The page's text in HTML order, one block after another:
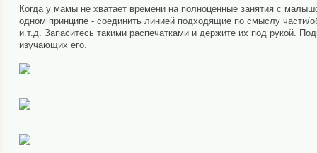
Когда у мамы не хватает времени на полноценные занятия с
одном принципе - соединить линией подходящие по смыслу
и т.д. Запаситесь такими распечатками и держите их под рукой.
изучающих его.